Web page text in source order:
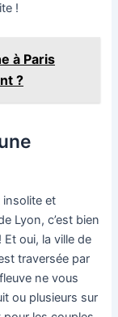
!
à Paris
?
insolite et
Lyon, c’est bien
oui, la ville de
traversée par
ne vous
ou plusieurs sur